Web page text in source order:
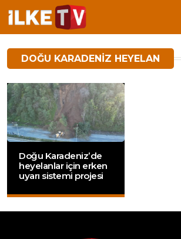
DOĞU KARADENIZ HEYELAN
Doğu Karadeniz’de
heyelanlar için erken
uyarı sistemi projesi